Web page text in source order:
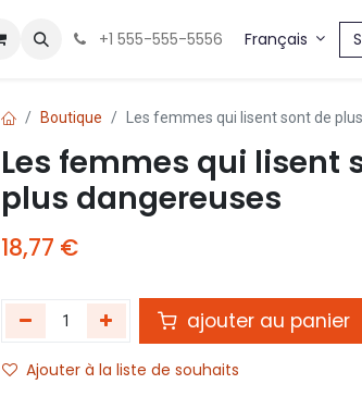
+1 555-555-5556 Français
Boutique Les femmes qui lisent sont de
Les femmes qui lisent
plus dangereuses
18,77 €
ajouter au panier
Ajouter à la liste de souhaits